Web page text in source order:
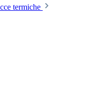
termiche